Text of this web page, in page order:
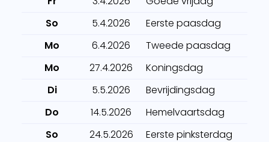
So
5.4.2026
Eerste paasdag
Mo
6.4.2026
Tweede paasdag
Mo
27.4.2026
Koningsdag
Di
5.5.2026
Bevrijdingsdag
Do
14.5.2026
Hemelvaartsdag
So
24.5.2026
Eerste pinksterdag